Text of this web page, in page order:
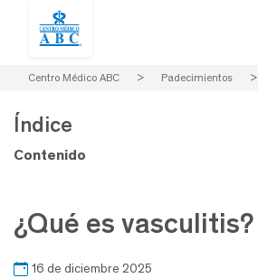
Centro Médico ABC > Padecimientos >
¿Qué es vasculitis?
16 de diciembre 2025
Índice
Contenido